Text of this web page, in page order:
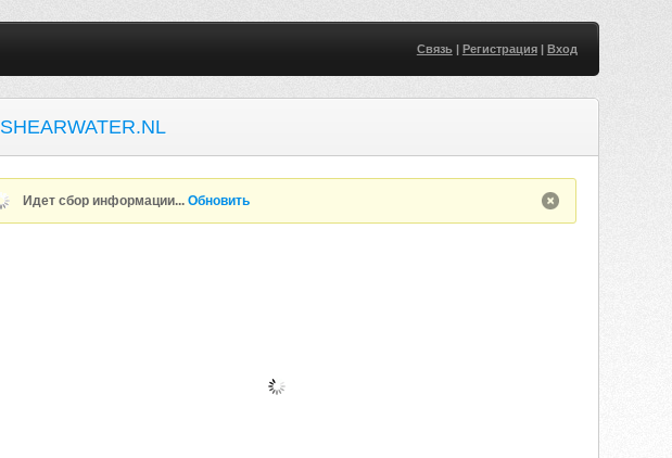
Связь| Регистрация| Вход
SHEARWATER.NL
Идет сбор информации...Обновить